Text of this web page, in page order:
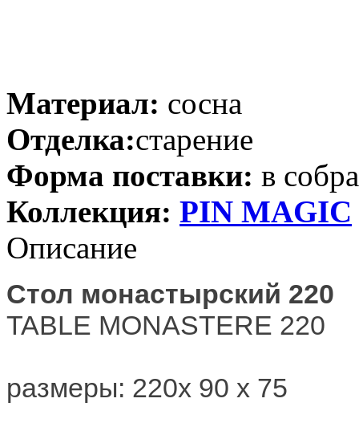
Материал: сосна
Отделка:старение
Форма поставки: в
Коллекция: PIN MAGIС
Описание
Стол монастырский 220
TABLE MONASTERE 220
размеры: 220x 90 х 75